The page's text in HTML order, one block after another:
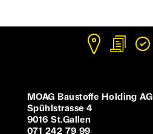
MOAG Baustoffe Holding AG
Spühlstrasse 4
9016 St.Gallen
071 242 79 99